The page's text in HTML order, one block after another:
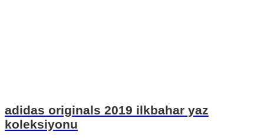
adidas originals 2019 ilkbahar yaz
koleksiyonu